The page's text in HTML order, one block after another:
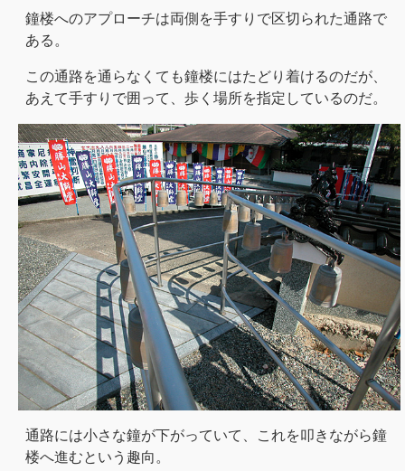
鐘楼へのアプローチは両側を手すりで区切られた通路で
ある。
この通路を通らなくても鐘楼にはたどり着けるのだが、
あえて手すりで囲って、歩く場所を指定しているのだ。
通路には小さな鐘が下がっていて、これを叩きながら鐘
楼へ進むという趣向。